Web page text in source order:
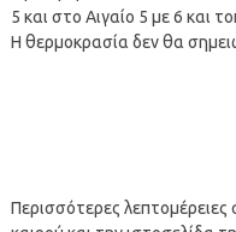
5 και στο Αιγαίο 5 με 6 και
Η θερμοκρασία δεν θα
Περισσότερες